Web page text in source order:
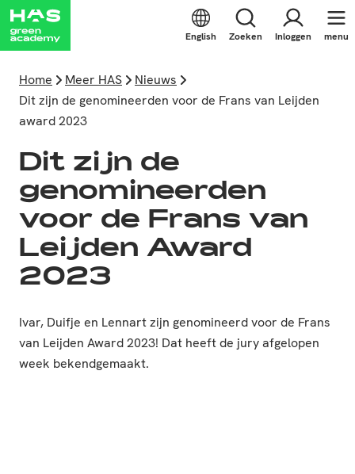
English Zoeken Inloggen menu
Home Meer HAS
Nieuws
Dit zijn de genomineerden voor de Frans van Leijden
award 2023
Dit zijn de
genomineerden
voor de Frans van
Leijden Award
2023
Ivar, Duifje en Lennart zijn genomineerd voor de Frans
van Leijden Award 2023! Dat heeft de jury afgelopen
week bekendgemaakt.